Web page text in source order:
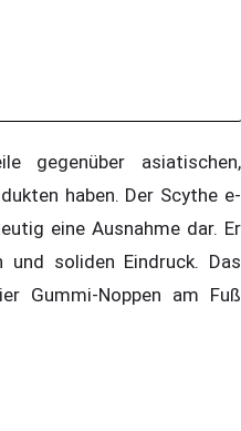
asiatischen,
haben. Der Scythe e-
eine Ausnahme dar. Er
soliden Eindruck. Das
Gummi-Noppen am Fuß